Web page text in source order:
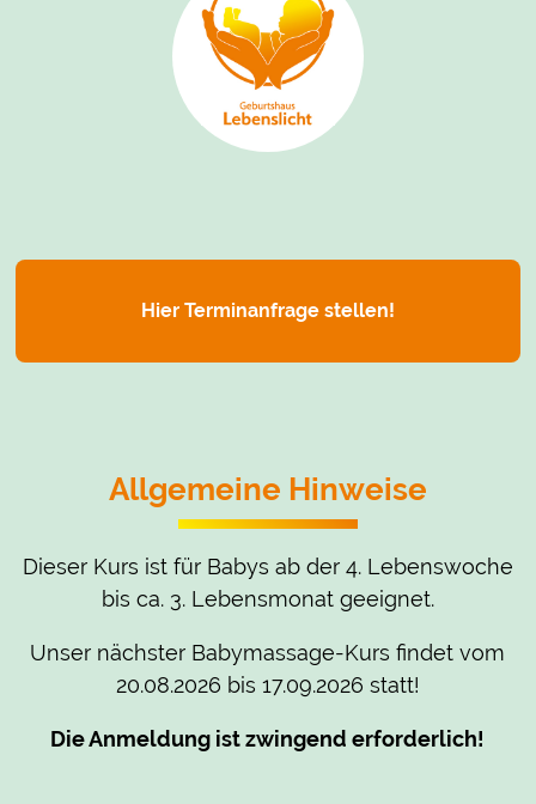
Hier Terminanfrage stellen!
Allgemeine Hinweise
Dieser Kurs ist für Babys ab der 4. Lebenswoche
bis ca. 3. Lebensmonat geeignet.
Unser nächster Babymassage-Kurs findet vom
20.08.2026 bis 17.09.2026 statt!
Die Anmeldung ist zwingend erforderlich!